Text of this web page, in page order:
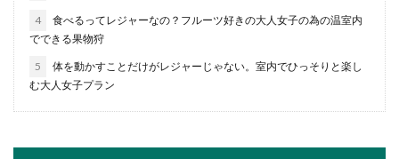
種類がありま...
4
食べるってレジャーなの？フルーツ好きの大人女子の為の温室内
でできる果物狩
5
体を動かすことだけがレジャーじゃない。室内でひっそりと楽し
む大人女子プラン